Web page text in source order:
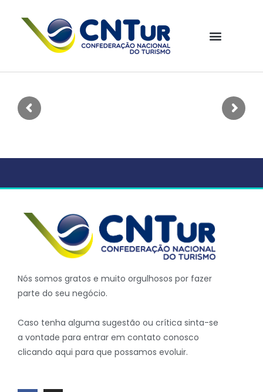
Nós somos gratos e muito orgulhosos por fazer
parte do seu negócio.
Caso tenha alguma sugestão ou crítica sinta-se
a vontade para entrar em contato conosco
clicando aqui para que possamos evoluir.